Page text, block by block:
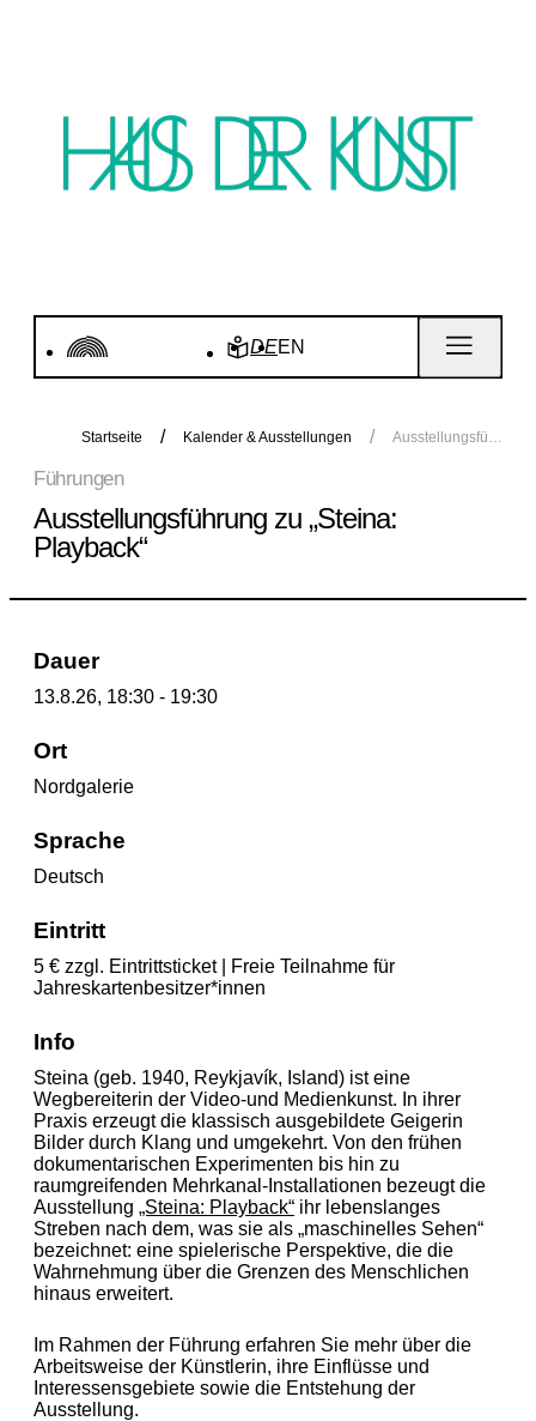
DEEN
Startseite Kalender & Ausstellungen Ausstellungsführung zu „Steina: Playback“
Führungen
Ausstellungsführung zu „Steina:
Playback“
Dauer
13.8.26, 18:30 - 19:30
Ort
Nordgalerie
Sprache
Deutsch
Eintritt
5 € zzgl. Eintrittsticket | Freie Teilnahme für
Jahreskartenbesitzer*innen
Info
Steina (geb. 1940, Reykjavík, Island) ist eine
Wegbereiterin der Video-und Medienkunst. In ihrer
Praxis erzeugt die klassisch ausgebildete Geigerin
Bilder durch Klang und umgekehrt. Von den frühen
dokumen­ta­rischen Experimenten bis hin zu
raumgreifenden Mehr­ka­nal-Installationen bezeugt die
Ausstellung „Steina: Playback“ ihr lebenslanges
Streben nach dem, was sie als „maschinelles Seh­en“
bezeichnet: eine spielerische Perspektive, die die
Wahr­nehmung über die Grenzen des Menschlichen
hinaus er­wei­tert.
Im Rahmen der Führung erfahren Sie mehr über die
Arbeitsweise der Künstlerin, ihre Einflüsse und
Interessensgebiete sowie die Entstehung der
Ausstellung.